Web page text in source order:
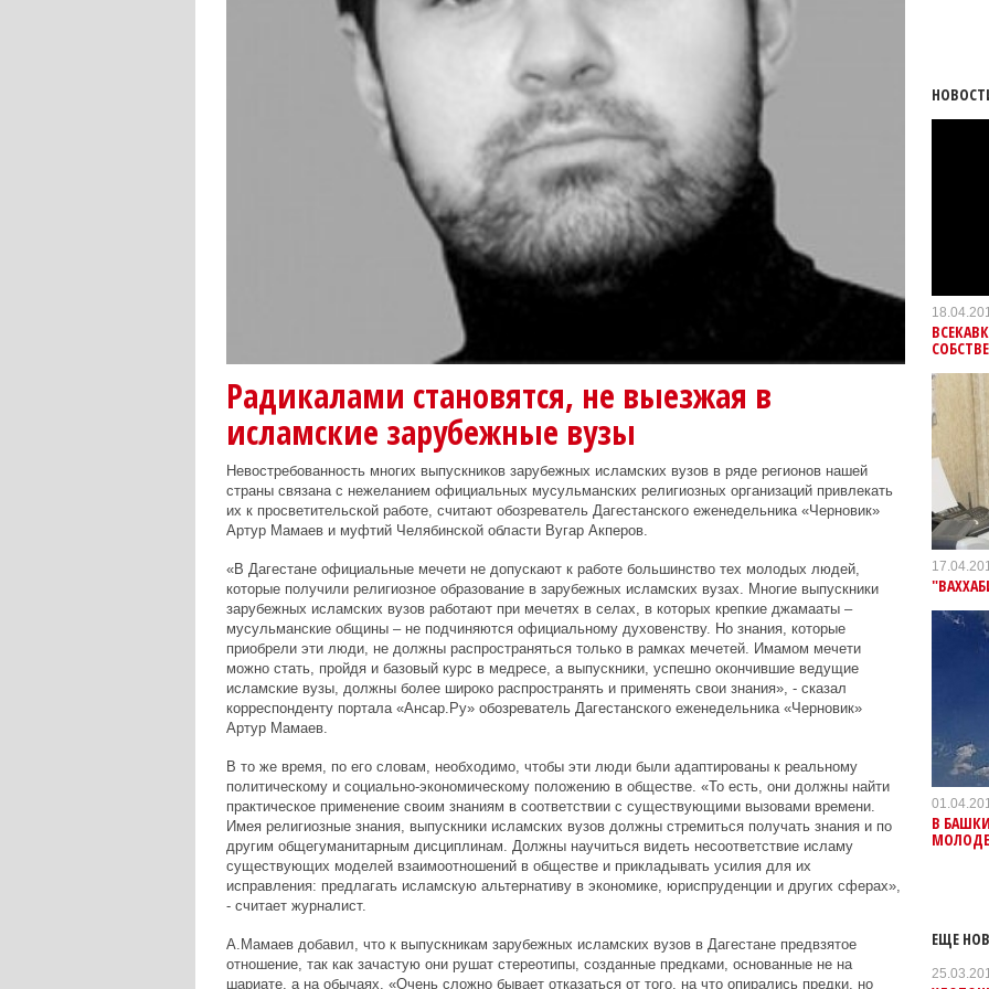
Радикалами становятся, не выезжая в
исламские зарубежные вузы
Невостребованность многих выпускников зарубежных исламских вузов в ряде регионов нашей
страны связана с нежеланием официальных мусульманских религиозных организаций привлекать
их к просветительской работе, считают обозреватель Дагестанского еженедельника «Черновик»
Артур Мамаев и муфтий Челябинской области Вугар Акперов.
«В Дагестане официальные мечети не допускают к работе большинство тех молодых людей,
которые получили религиозное образование в зарубежных исламских вузах. Многие выпускники
зарубежных исламских вузов работают при мечетях в селах, в которых крепкие джамааты –
мусульманские общины – не подчиняются официальному духовенству. Но знания, которые
приобрели эти люди, не должны распространяться только в рамках мечетей. Имамом мечети
можно стать, пройдя и базовый курс в медресе, а выпускники, успешно окончившие ведущие
исламские вузы, должны более широко распространять и применять свои знания», - сказал
корреспонденту портала «Ансар.Ру» обозреватель Дагестанского еженедельника «Черновик»
Артур Мамаев.
В то же время, по его словам, необходимо, чтобы эти люди были адаптированы к реальному
политическому и социально-экономическому положению в обществе. «То есть, они должны найти
практическое применение своим знаниям в соответствии с существующими вызовами времени.
Имея религиозные знания, выпускники исламских вузов должны стремиться получать знания и по
другим общегуманитарным дисциплинам. Должны научиться видеть несоответствие исламу
существующих моделей взаимоотношений в обществе и прикладывать усилия для их
исправления: предлагать исламскую альтернативу в экономике, юриспруденции и других сферах»,
- считает журналист.
А.Мамаев добавил, что к выпускникам зарубежных исламских вузов в Дагестане предвзятое
отношение, так как зачастую они рушат стереотипы, созданные предками, основанные не на
шариате, а на обычаях. «Очень сложно бывает отказаться от того, на что опирались предки, но
В
ЕЩЕ